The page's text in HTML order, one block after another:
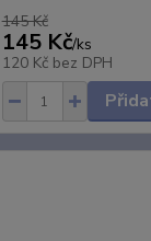
145 Kč
145 Kč/ks
120 Kč bez DPH